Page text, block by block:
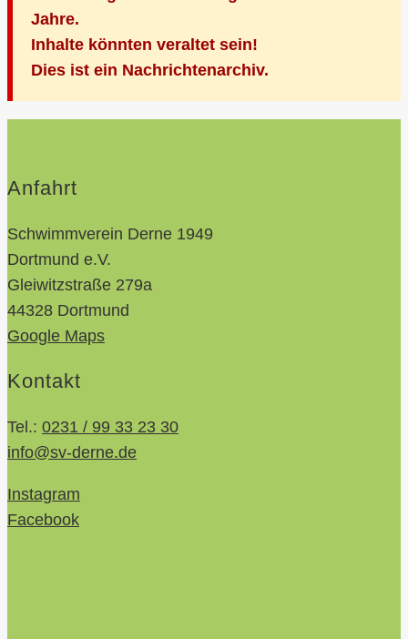
Jahre.
Inhalte könnten veraltet sein!
Dies ist ein Nachrichtenarchiv.
Anfahrt
Schwimmverein Derne 1949
Dortmund e.V.
Gleiwitzstraße 279a
44328 Dortmund
Google Maps
Kontakt
Tel.: 0231 / 99 33 23 30
info@sv-derne.de
Instagram
Facebook